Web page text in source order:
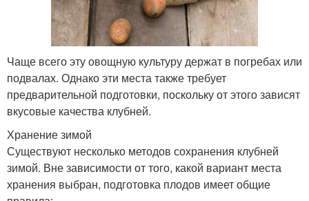
Чаще всего эту овощную культуру держат в погребах или
подвалах. Однако эти места также требует
предварительной подготовки, поскольку от этого зависят
вкусовые качества клубней.
Хранение зимой
Существуют несколько методов сохранения клубней
зимой. Вне зависимости от того, какой вариант места
хранения выбран, подготовка плодов имеет общие